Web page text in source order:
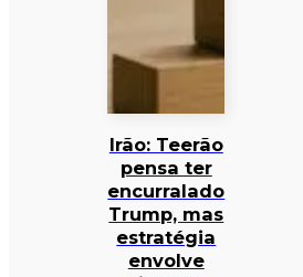
Irão: Teerão
pensa ter
encurralado
Trump, mas
estratégia
envolve